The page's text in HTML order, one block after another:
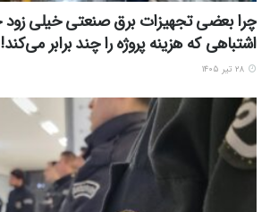
اشتباهی که هزینه پروژه را چند برابر می‌کند!